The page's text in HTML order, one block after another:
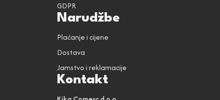
GDPR
Narudžbe
Plaćanje i cijene
Dostava
Jamstvo i reklamacije
Kontakt